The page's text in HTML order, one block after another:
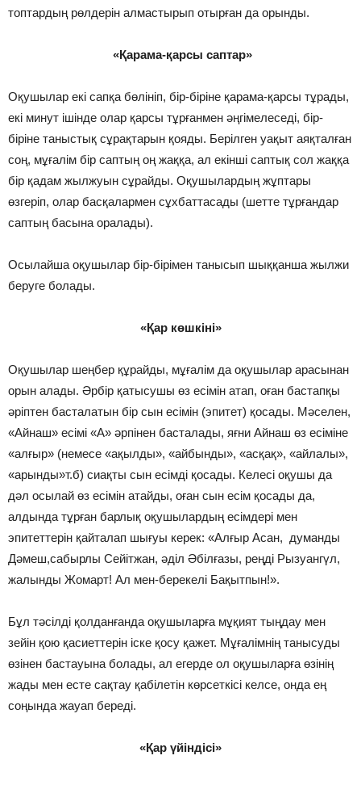
топтардың рөлдерін алмастырып отырған да орынды.
«Қарама-қарсы саптар»
Оқушылар екі сапқа бөлініп, бір-біріне қарама-қарсы тұрады,
екі минут ішінде олар қарсы тұрғанмен әңгімелеседі, бір-
біріне таныстық сұрақтарын қояды. Берілген уақыт аяқталған
соң, мұғалім бір саптың оң жаққа, ал екінші саптық сол жаққа
бір қадам жылжуын сұрайды. Оқушылардың жұптары
өзгеріп, олар басқалармен сұхбаттасады (шетте тұрғандар
саптың басына оралады).
Осылайша оқушылар бір-бірімен танысып шыққанша жылжи
беруге болады.
«Қар көшкіні»
Оқушылар шеңбер құрайды, мұғалім да оқушылар арасынан
орын алады. Әрбір қатысушы өз есімін атап, оған бастапқы
әріптен басталатын бір сын есімін (эпитет) қосады. Мәселен,
«Айнаш» есімі «А» әрпінен басталады, яғни Айнаш өз есіміне
«алғыр» (немесе «ақылды», «айбынды», «асқақ», «айлалы»,
«арынды»т.б) сиақты сын есімді қосады. Келесі оқушы да
дәл осылай өз есімін атайды, оған сын есім қосады да,
алдында тұрған барлық оқушылардың есімдері мен
эпитеттерін қайталап шығуы керек: «Алғыр Асан, думанды
Дәмеш,сабырлы Сейітжан, әділ Әбілғазы, реңді Рызуангүл,
жалынды Жомарт! Ал мен-берекелі Бақытпын!».
Бұл тәсілді қолданғанда оқушыларға мұқият тыңдау мен
зейін қою қасиеттерін іске қосу қажет. Мұғалімнің танысуды
өзінен бастауына болады, ал егерде ол оқушыларға өзінің
жады мен есте сақтау қабілетін көрсеткісі келсе, онда ең
соңында жауап береді.
«Қар үйіндісі»